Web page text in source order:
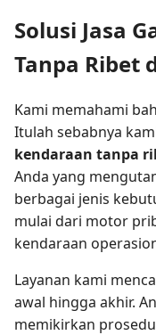
Solusi Jasa
Tanpa Ribet
Kami memahami
Itulah sebabnya
kendaraan tanpa
Anda yang
berbagai jenis
mulai dari motor
kendaraan
Layanan kami
awal hingga akhir.
memikirkan